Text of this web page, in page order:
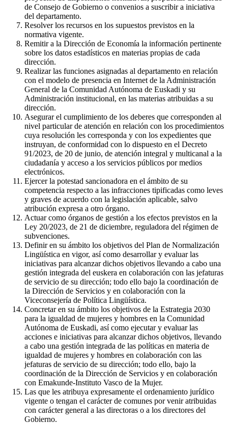
de Consejo de Gobierno o convenios a suscribir a iniciativa
del departamento.
Resolver los recursos en los supuestos previstos en la
normativa vigente.
Remitir a la Dirección de Economía la información pertinente
sobre los datos estadísticos en materias propias de cada
dirección.
Realizar las funciones asignadas al departamento en relación
con el modelo de presencia en Internet de la Administración
General de la Comunidad Autónoma de Euskadi y su
Administración institucional, en las materias atribuidas a su
dirección.
Asegurar el cumplimiento de los deberes que corresponden al
nivel particular de atención en relación con los procedimientos
cuya resolución les corresponda y con los expedientes que
instruyan, de conformidad con lo dispuesto en el Decreto
91/2023, de 20 de junio, de atención integral y multicanal a la
ciudadanía y acceso a los servicios públicos por medios
electrónicos.
Ejercer la potestad sancionadora en el ámbito de su
competencia respecto a las infracciones tipificadas como leves
y graves de acuerdo con la legislación aplicable, salvo
atribución expresa a otro órgano.
Actuar como órganos de gestión a los efectos previstos en la
Ley 20/2023, de 21 de diciembre, reguladora del régimen de
subvenciones.
Definir en su ámbito los objetivos del Plan de Normalización
Lingüística en vigor, así como desarrollar y evaluar las
iniciativas para alcanzar dichos objetivos llevando a cabo una
gestión integrada del euskera en colaboración con las jefaturas
de servicio de su dirección; todo ello bajo la coordinación de
la Dirección de Servicios y en colaboración con la
Viceconsejería de Política Lingüística.
Concretar en su ámbito los objetivos de la Estrategia 2030
para la igualdad de mujeres y hombres en la Comunidad
Autónoma de Euskadi, así como ejecutar y evaluar las
acciones e iniciativas para alcanzar dichos objetivos, llevando
a cabo una gestión integrada de las políticas en materia de
igualdad de mujeres y hombres en colaboración con las
jefaturas de servicio de su dirección; todo ello, bajo la
coordinación de la Dirección de Servicios y en colaboración
con Emakunde-Instituto Vasco de la Mujer.
Las que les atribuya expresamente el ordenamiento jurídico
vigente o tengan el carácter de comunes por venir atribuidas
con carácter general a las directoras o a los directores del
Gobierno.